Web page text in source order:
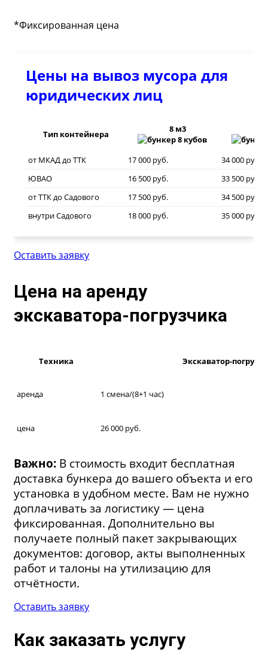
*Фиксированная цена
Цены на вывоз мусора для
юридических лиц
Тип контейнера 8 м3
от МКАД до ТТК 17 000 руб.
34 000 руб.
ЮВАО
16 500 руб.
33 500 руб.
от ТТК до Садового
17 500 руб.
34 500 руб.
внутри Садового
18 000 руб. 35 000 руб.
Оставить заявку
Цена на аренду
экскаватора-погрузчика
Техника Экскаватор-
аренда 1 смена/(8+1 час)
цена 26 000 руб.
Важно: В стоимость входит бесплатная
доставка бункера до вашего объекта и его
установка в удобном месте. Вам не нужно
доплачивать за логистику — цена
фиксированная. Дополнительно вы
получаете полный пакет закрывающих
документов: договор, акты выполненных
работ и талоны на утилизацию для
отчётности.
Оставить заявку
Как заказать услугу